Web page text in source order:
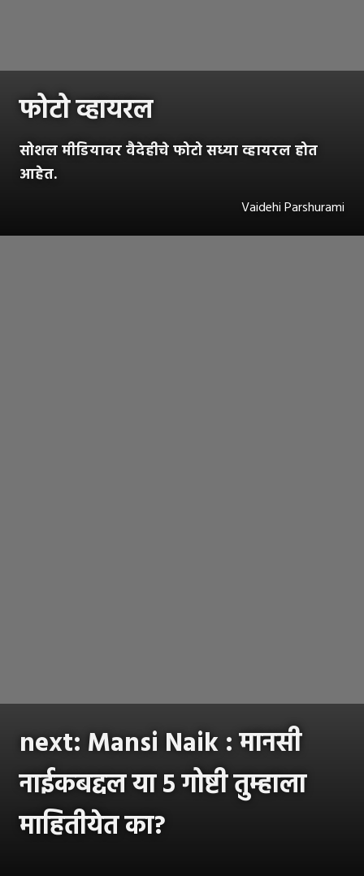
फोटो व्हायरल
सोशल मीडियावर वैदेहीचे फोटो सध्या व्हायरल होत
आहेत.
Vaidehi Parshurami
next: Mansi Naik : मानसी
नाईकबद्दल या ५ गोष्टी तुम्हाला
माहितीयेत का?